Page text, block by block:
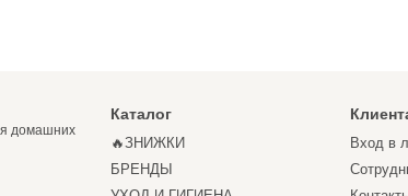
домашних
Каталог
🔥ЗНИЖКИ
БРЕНДЫ
Вход в